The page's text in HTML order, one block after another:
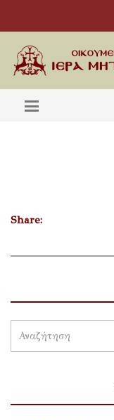
Share: